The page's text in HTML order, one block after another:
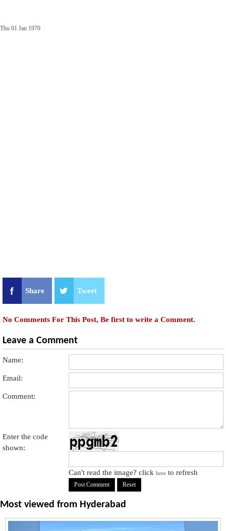
Thu 01 Jan 1970
Share Tweet
No Comments For This Post, Be first to write a Comment.
Leave a Comment
Name:
Email:
Comment:
Enter the code
shown:
Can't read the image? clickhere to refresh
Most viewed from Hyderabad